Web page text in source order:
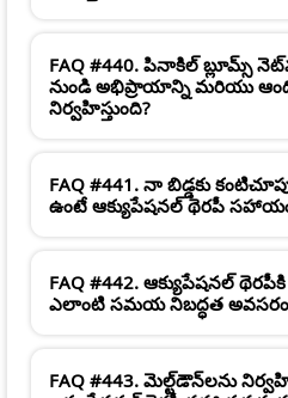
FAQ #440. పినాకిల్ బ్లూమ్స్
నుండి అభిప్రాయాన్ని మరియు
నిర్వహిస్తుంది?
FAQ #441. నా బిడ్డకు
ఉంటే ఆక్యుపేషనల్ థెరపీ
FAQ #442. ఆక్యుపేషనల్ థెరపీకి
ఎలాంటి సమయ నిబద్ధత
FAQ #443. మెల్ట్‌డౌన్‌లను